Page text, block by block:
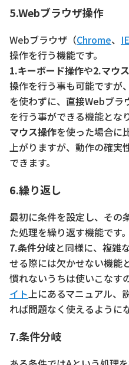
5.Webブラウザ操作
Webブラウザ（Chrome、 IE
操作を行う機能です。
1.キーボード操作や2.マウ
操作を行う事も可能ですが
を使わずに、直接Webブラ
を行う事ができる機能とな
マウス操作を使った場合に
上がりますが、動作の確
できます。
6.繰り返し
最初に条件を設定し、その
た処理を繰り返す機能です。
7.条件分岐と同様に、複雑
せる際には欠かせない機能
慣れないうちは使いこなす
イト 上にあるマニュアル、
れば問題なく使えるように
7.条件分岐